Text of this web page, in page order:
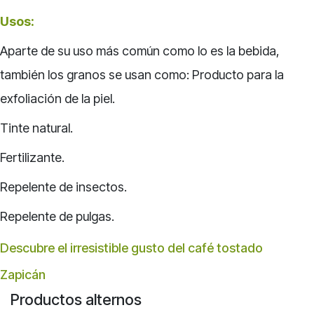
Usos:
Aparte de su uso más común como lo es la bebida,
también los granos se usan como: Producto para la
exfoliación de la piel.
Tinte natural.
Fertilizante.
Repelente de insectos.
Repelente de pulgas.
Descubre el irresistible gusto del café tostado
Zapicán
Productos alternos